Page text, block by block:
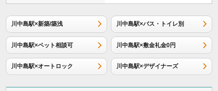
川中島駅×新築/築浅 川中島駅×バス・トイレ別
川中島駅×ペット相談可 川中島駅×敷金礼金0円
川中島駅×オートロック 川中島駅×デザイナーズ